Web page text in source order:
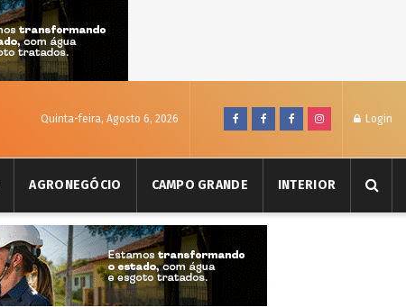
Quinta-feira, Agosto 6, 2026 Login
AGRONEGÓCIO CAMPO GRANDE INTERIOR